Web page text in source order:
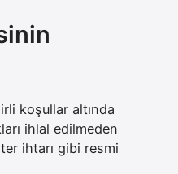
koşullar altında
ihlal edilmeden
ihtarı gibi resmi